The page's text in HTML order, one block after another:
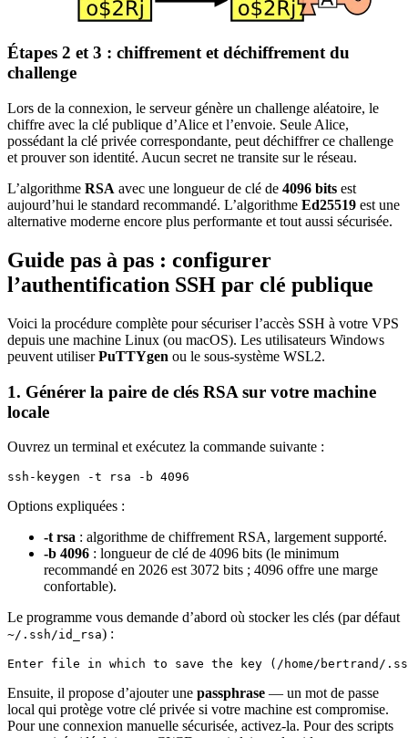
Étapes 2 et 3 : chiffrement et déchiffrement du
challenge
Lors de la connexion, le serveur génère un challenge aléatoire, le
chiffre avec la clé publique d’Alice et l’envoie. Seule Alice,
possédant la clé privée correspondante, peut déchiffrer ce challenge
et prouver son identité. Aucun secret ne transite sur le réseau.
L’algorithme RSA avec une longueur de clé de 4096 bits est
aujourd’hui le standard recommandé. L’algorithme Ed25519 est une
alternative moderne encore plus performante et tout aussi sécurisée.
Guide pas à pas : configurer
l’authentification SSH par clé publique
Voici la procédure complète pour sécuriser l’accès SSH à votre VPS
depuis une machine Linux (ou macOS). Les utilisateurs Windows
peuvent utiliserPuTTYgen ou le sous-système WSL2.
1. Générer la paire de clés RSA sur votre machine
locale
Ouvrez un terminal et exécutez la commande suivante :
ssh-keygen -t rsa -b 4096
Options expliquées :
-t rsa : algorithme de chiffrement RSA, largement supporté.
-b 4096 : longueur de clé de 4096 bits (le minimum
recommandé en 2026 est 3072 bits ; 4096 offre une marge
confortable).
Le programme vous demande d’abord où stocker les clés (par défaut
~/.ssh/id_rsa) :
Enter file in which to save the key (/home/bertrand/
Ensuite, il propose d’ajouter une passphrase — un mot de passe
local qui protège votre clé privée si votre machine est compromise.
Pour une connexion manuelle sécurisée, activez-la. Pour des scripts